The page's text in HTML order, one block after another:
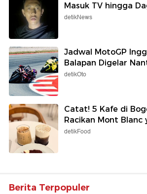
Masuk TV hingga
detikNews
Jadwal MotoGP
Balapan Digelar
detikOto
Catat! 5 Kafe di
Racikan Mont Blanc
detikFood
Berita Terpopuler